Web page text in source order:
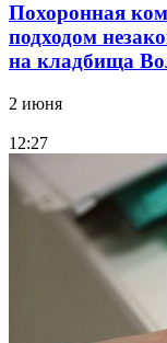
Похоронная
подходом
на кладбища
2 июня
12:27